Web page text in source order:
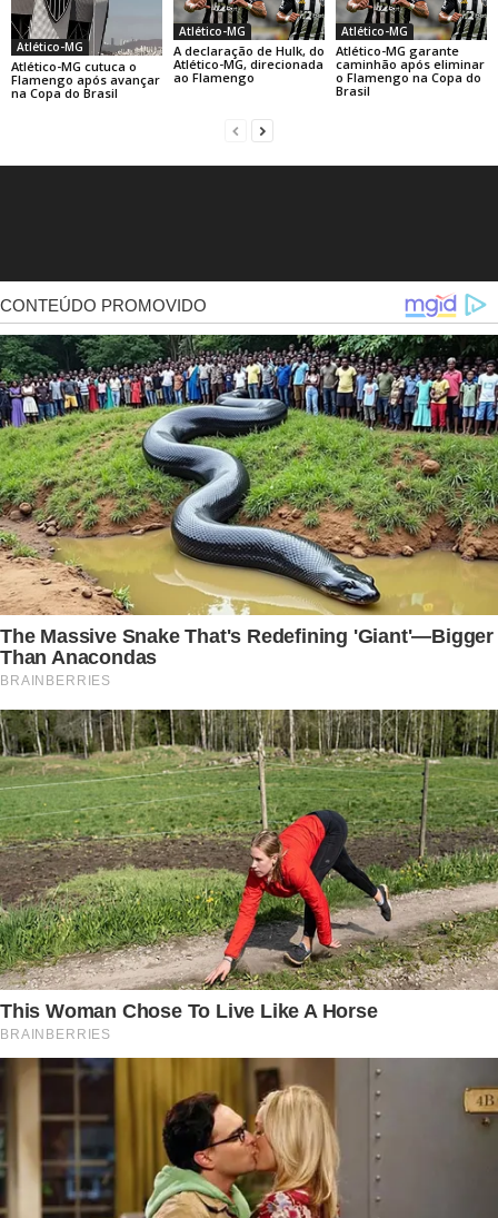
Atlético-MG
Atlético-MG cutuca o
Flamengo após avançar
na Copa do Brasil
Atlético-MG
A declaração de Hulk, do
Atlético-MG, direcionada
ao Flamengo
Atlético-MG
Atlético-MG garante
caminhão após eliminar
o Flamengo na Copa do
Brasil